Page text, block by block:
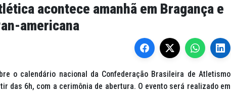
acontece amanhã em Bragança e
americana
o calendário nacional da Confederação Brasileira de Atletismo
das 6h, com a cerimônia de abertura. O evento será realizado em